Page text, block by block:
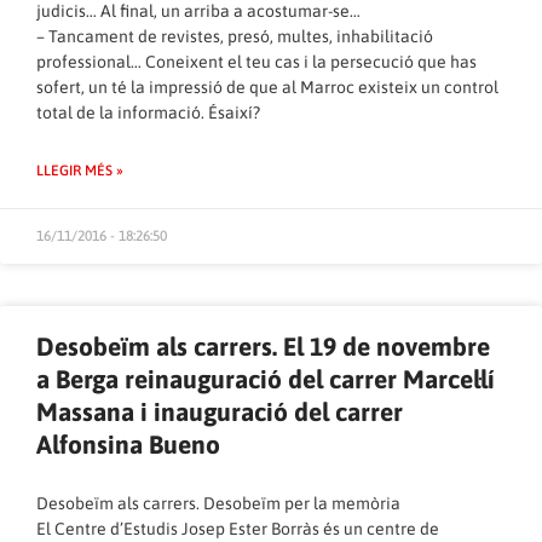
judicis… Al final, un arriba a acostumar-se…
– Tancament de revistes, presó, multes, inhabilitació
professional… Coneixent el teu cas i la persecució que has
sofert, un té la impressió de que al Marroc existeix un control
total de la informació. Ésaixí?
LLEGIR MÉS »
16/11/2016 - 18:26:50
Desobeïm als carrers. El 19 de novembre
a Berga reinauguració del carrer Marcel·lí
Massana i inauguració del carrer
Alfonsina Bueno
Desobeïm als carrers. Desobeïm per la memòria
El Centre d’Estudis Josep Ester Borràs és un centre de